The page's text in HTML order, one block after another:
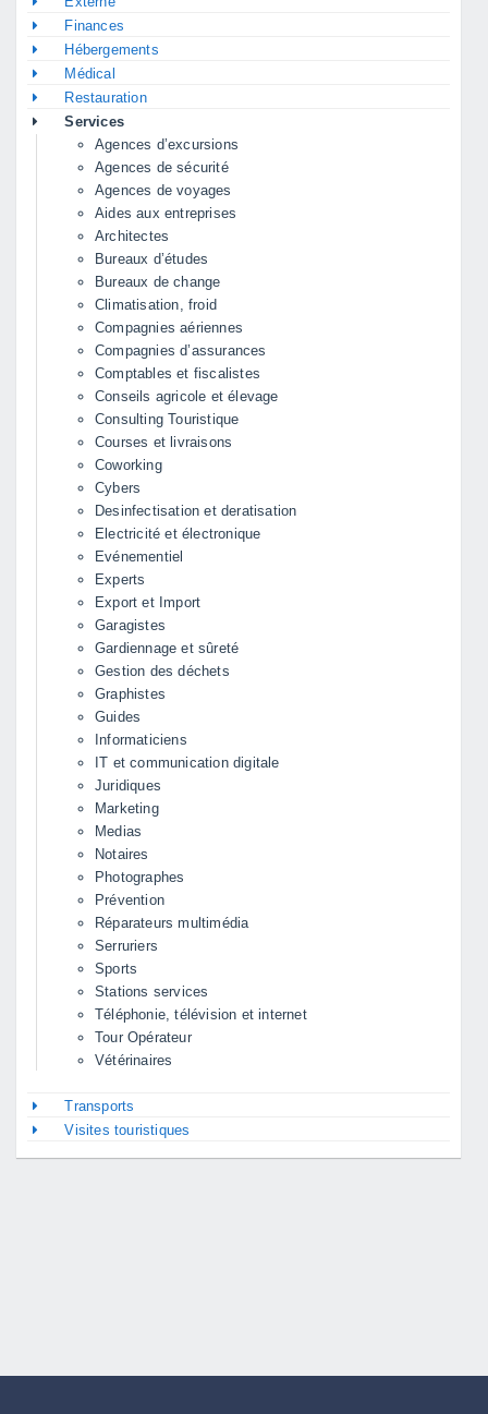
Finances
Hébergements
Médical
Restauration
Services
Agences d’excursions
Agences de sécurité
Agences de voyages
Aides aux entreprises
Architectes
Bureaux d’études
Bureaux de change
Climatisation, froid
Compagnies aériennes
Compagnies d’assurances
Comptables et fiscalistes
Conseils agricole et élevage
Consulting Touristique
Courses et livraisons
Coworking
Cybers
Desinfectisation et deratisation
Electricité et électronique
Evénementiel
Experts
Export et Import
Garagistes
Gardiennage et sûreté
Gestion des déchets
Graphistes
Guides
Informaticiens
IT et communication digitale
Juridiques
Marketing
Medias
Notaires
Photographes
Prévention
Réparateurs multimédia
Serruriers
Sports
Stations services
Téléphonie, télévision et internet
Tour Opérateur
Vétérinaires
Transports
Visites touristiques